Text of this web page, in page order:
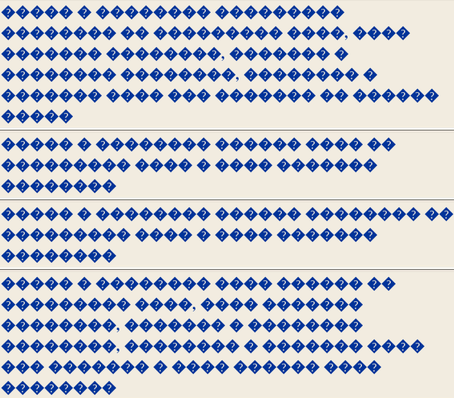
����� � �������� ���������
�������� �� ��������� ����, ����
������� ��������, ������� �
�������� ��������, �������� �
������� ���� ��� ������� �� ������
�����
����� � �������� ������ ���� ��
��������� ���� � ���� �������
��������
����� � �������� ������ �������� ��
��������� ���� � ���� �������
��������
����� � �������� ���� ������ ��
��������� ����, ���� �������
��������, ������� � ��������
��������, �������� � ������� ����
��� ������� � ���� ������ ����
��������